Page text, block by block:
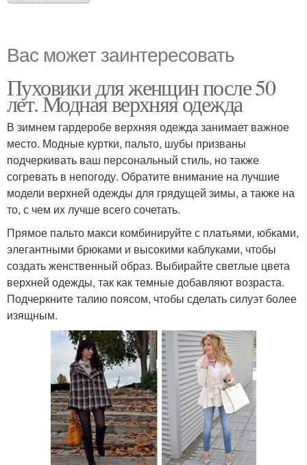
Вас может заинтересовать
Пуховики для женщин после 50
лет. Модная верхняя одежда
В зимнем гардеробе верхняя одежда занимает важное
место. Модные куртки, пальто, шубы призваны
подчеркивать ваш персональный стиль, но также
согревать в непогоду. Обратите внимание на лучшие
модели верхней одежды для грядущей зимы, а также на
то, с чем их лучше всего сочетать.
Прямое пальто макси комбинируйте с платьями, юбками,
элегантными брюками и высокими каблуками, чтобы
создать женственный образ. Выбирайте светлые цвета
верхней одежды, так как темные добавляют возраста.
Подчеркните талию поясом, чтобы сделать силуэт более
изящным.